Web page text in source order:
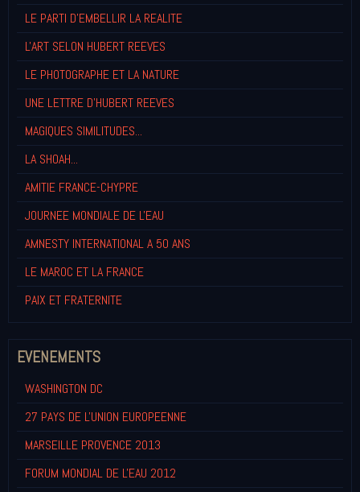
LE PARTI D'EMBELLIR LA REALITE
L'ART SELON HUBERT REEVES
LE PHOTOGRAPHE ET LA NATURE
UNE LETTRE D'HUBERT REEVES
MAGIQUES SIMILITUDES...
LA SHOAH...
AMITIE FRANCE-CHYPRE
JOURNEE MONDIALE DE L'EAU
AMNESTY INTERNATIONAL A 50 ANS
LE MAROC ET LA FRANCE
PAIX ET FRATERNITE
EVENEMENTS
WASHINGTON DC
27 PAYS DE L'UNION EUROPEENNE
MARSEILLE PROVENCE 2013
FORUM MONDIAL DE L'EAU 2012